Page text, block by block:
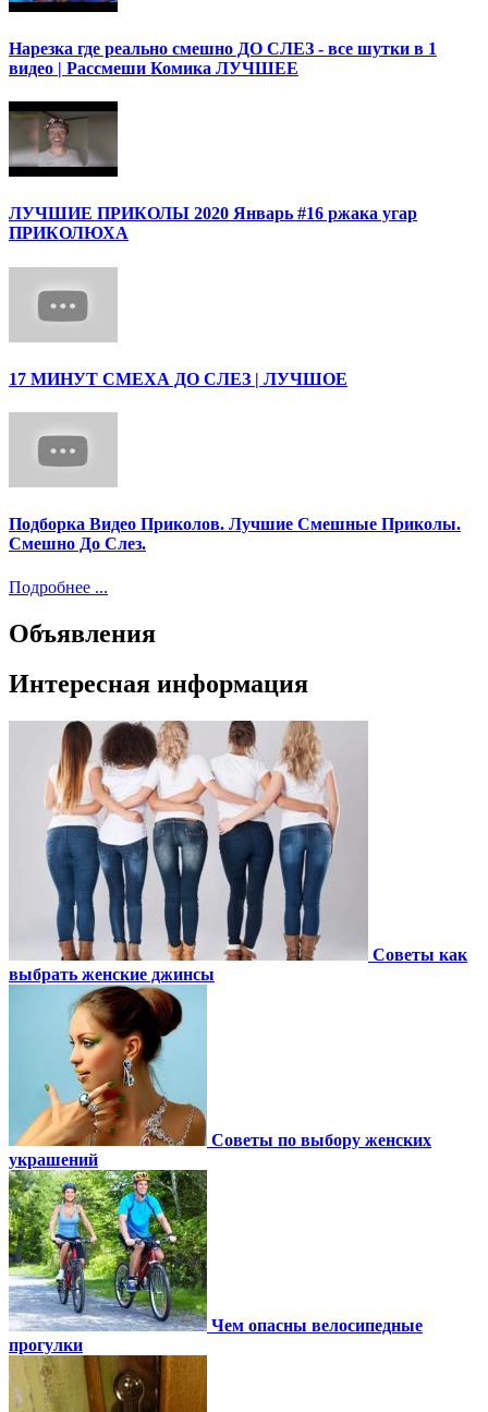
Нарезка где реально смешно ДО СЛЕЗ - все шутки в 1
видео | Рассмеши Комика ЛУЧШЕЕ
ЛУЧШИЕ ПРИКОЛЫ 2020 Январь #16 ржака угар
ПРИКОЛЮХА
17 МИНУТ СМЕХА ДО СЛЕЗ | ЛУЧШОЕ
Подборка Видео Приколов. Лучшие Смешные Приколы.
Смешно До Слез.
Подробнее ...
Объявления
Интересная информация
Советы как
выбрать женские джинсы
Советы по выбору женских
украшений
Чем опасны велосипедные
прогулки